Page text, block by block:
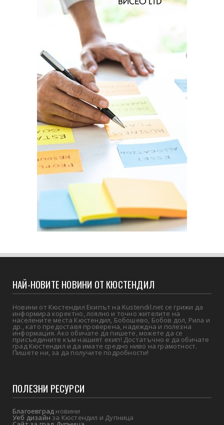
НАЙ-НОВИТЕ НОВИНИ ОТ КЮСТЕНДИЛ
Новини от Кюстендил Екипът на Kustendil.net се грижи да
информира коректно, лоялно и точно жителите на
населените места Кюстендил, Бобошево, Бобов дол, Рила и
др., като предоставя проверена, надеждна и полезна
информация. Ако обичате да пишете, можете да се
присъедините към нашият екип! Достатъчно е да обичате
град Кюстендил и да имате средно ниво на грамотност.
Пишете ни, за да получите подробности!
ПОЛЕЗНИ РЕСУРСИ
Благоевград новини
Уеб дизайнза Кюстендил и Дупница